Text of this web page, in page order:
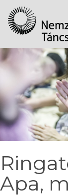
Apa,